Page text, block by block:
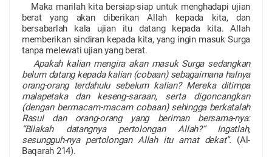
Maka marilah kita bersiap-siap untuk menghadapi ujian
berat yang akan diberikan Allah kepada kita, dan
bersabarlah kala ujian itu datang kepada kita. Allah
memberikan sindiran kepada kita, yang ingin masuk Surga
tanpa melewati ujian yang berat.
Apakah kalian mengira akan masuk Surga sedangkan
belum datang kepada kalian (cobaan) sebagaimana halnya
orang-orang terdahulu sebelum kalian? Mereka ditimpa
malapetaka dan keseng-saraan, serta digoncangkan
(dengan bermacam-macam cobaan) sehingga berkatalah
Rasul dan orang-orang yang beriman bersama-nya:
“Bilakah datangnya pertolongan Allah?” Ingatlah,
sesungguh-nya pertolongan Allah itu amat dekat”. (Al-
Baqarah 214).